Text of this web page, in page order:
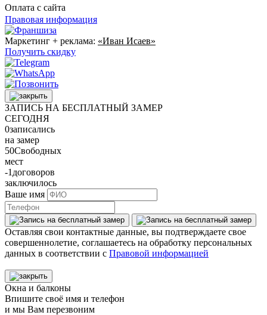
Оплата с сайта
Правовая информация
Маркетинг + реклама: «Иван Исаев»
Получить скидку
ЗАПИСЬ НА БЕСПЛАТНЫЙ ЗАМЕР
СЕГОДНЯ
0записались
на замер
50Свободных
мест
-1 договоров
заключилось
Ваше имя
Оставляя свои контактные данные, вы подтверждаете свое
совершеннолетие, соглашаетесь на обработку персональных
данных в соответствии с Правовой информацией
Окна и балконы
Впишите своё имя и телефон
и мы Вам перезвоним